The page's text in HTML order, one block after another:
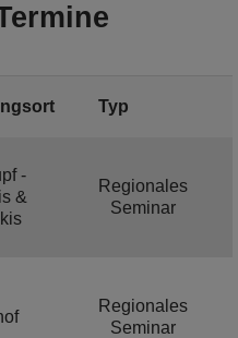
Typ
-
&
Regionales
Seminar
Regionales
Seminar